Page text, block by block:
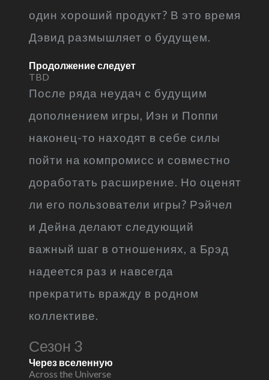
один хороший продукт? В это время
Дэвид размышляет о будущем.
Продолжение следует
TBD
После ряда неудач с будущим
дополнением игры, Иэн и Поппи
наконец-то находят в себе силы
пойти на компромисс и совместно
доработать расширение. Но оценят
ли его пользователи игры? Рэйчел
и Дейна делают следующий
важный шаг в отношениях, а Брэд
надеется раз и навсегда
прекратить вражду в родном
коллективе.
Сезон 3
Через вселенную
Across the Universe